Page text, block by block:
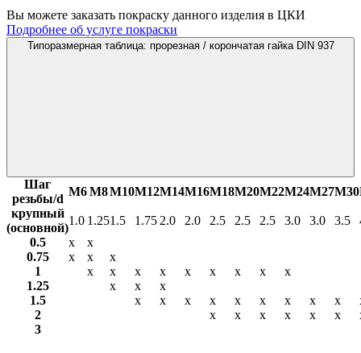
Вы можете заказать покраску данного изделия в ЦКИ
Подробнее об услуге покраски
Типоразмерная таблица: прорезная / корончатая гайка DIN 937
Шаг
резьбы/d
М6М8М10М12М14М16М18М20М22М24М27М30
крупный
(основной)
1.0 1.251.5 1.75 2.0 2.0 2.5 2.5 2.5 3.0 3.0 3.5
0.5
х
х
0.75
х х
х
1
х х х х х х х х
х
1.25
х х
х
1.5
х х х х х х х х х
2
х х х х х х
3